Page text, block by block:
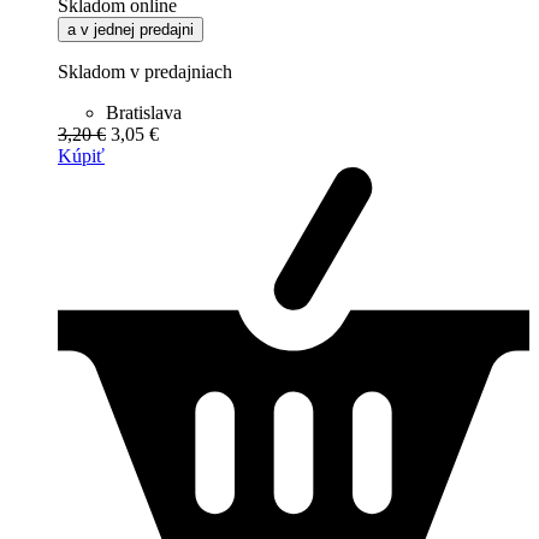
Skladom online
a v jednej predajni
Skladom v predajniach
Bratislava
3,20 € 3,05 €
Kúpiť